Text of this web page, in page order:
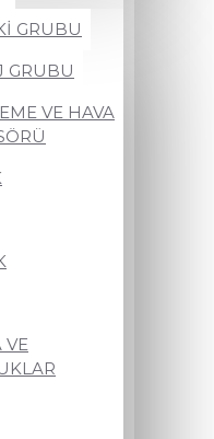
GRUBU
GRUBU
VE HAVA
VE